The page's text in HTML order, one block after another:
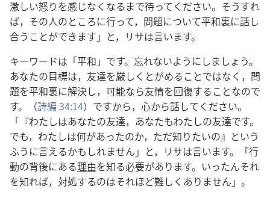
激しい怒りを感じなくなるまで待ってください。そうすれ
ば，その人のところに行って，問題について平和裏に話し
合うことができます」と，リサは言います。
キーワードは「平和」です。忘れないようにしましょう。
あなたの目標は，友達を厳しくとがめることではなく，問
題を平和裏に解決し，可能なら友情を回復することなので
す。（詩編 34:14）ですから，心から話してください。
「『わたしはあなたの友達，あなたもわたしの友達です。
でも，わたしは何があったのか，ただ知りたいの』という
ふうに言えるかもしれません」と，リサは言います。「行
動の背後にある理由を知る必要があります。いったんそれ
を知れば，対処するのはそれほど難しくありません」。